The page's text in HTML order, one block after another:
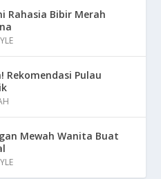
Rahasia Bibir Merah
Rekomendasi Pulau
Mewah Wanita Buat